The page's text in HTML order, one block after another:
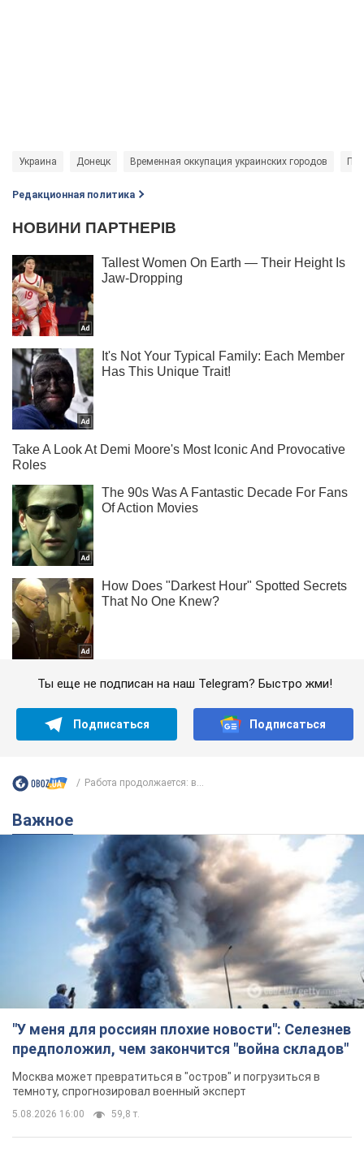
Украина Донецк Временная оккупация украинских городов
Редакционная политика
Ты еще не подписан на наш Telegram? Быстро жми!
Подписаться Подписаться
Работа продолжается: в...
Важное
"У меня для россиян плохие новости": Селезнев
предположил, чем закончится "война складов"
Москва может превратиться в "остров" и погрузиться в
темноту, спрогнозировал военный эксперт
5.08.2026 16:00 59,8 т.